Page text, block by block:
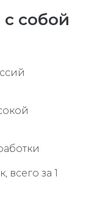
с собой
всего за 1